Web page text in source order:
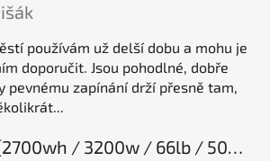
je 5 z 5 hvězdiček.
používám už delší dobu a mohu je
doporučit. Jsou pohodlné, dobře
pevnému zapínání drží přesně tam,
Veteran Lynx (2700wh / 3200w / 66lb / 50E), elektrická jednokolka